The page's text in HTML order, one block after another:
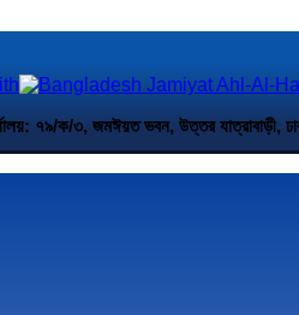
৭৯/ক/৩, জমঈয়ত ভবন, উত্তর